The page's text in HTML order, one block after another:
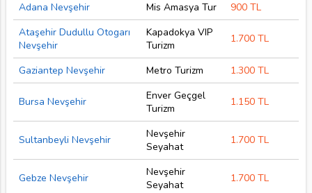
Adana Nevşehir Mis Amasya Tur
900 TL
Ataşehir Dudullu Otogarı
Nevşehir
Kapadokya VIP
Turizm
1.700 TL
Gaziantep Nevşehir Metro Turizm 1.300 TL
Bursa Nevşehir
Enver Geçgel
Turizm
1.150 TL
Sultanbeyli Nevşehir
Nevşehir
Seyahat
1.700 TL
Gebze Nevşehir
Nevşehir
Seyahat
1.700 TL